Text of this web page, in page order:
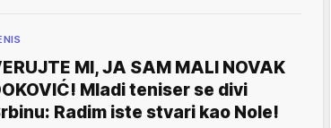
MI, JA SAM MALI NOVAK
Mladi teniser se divi
Radim iste stvari kao Nole!